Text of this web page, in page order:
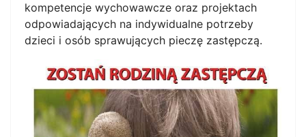
kompetencje wychowawcze oraz projektach
odpowiadających na indywidualne potrzeby
dzieci i osób sprawujących pieczę zastępczą.